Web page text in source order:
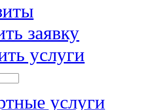
заявку
услуги
услуги